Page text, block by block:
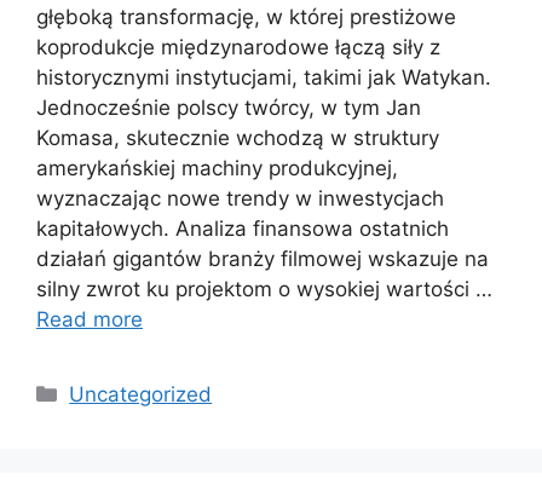
głęboką transformację, w której prestiżowe
koprodukcje międzynarodowe łączą siły z
historycznymi instytucjami, takimi jak Watykan.
Jednocześnie polscy twórcy, w tym Jan
Komasa, skutecznie wchodzą w struktury
amerykańskiej machiny produkcyjnej,
wyznaczając nowe trendy w inwestycjach
kapitałowych. Analiza finansowa ostatnich
działań gigantów branży filmowej wskazuje na
silny zwrot ku projektom o wysokiej wartości …
Read more
Categories
Uncategorized